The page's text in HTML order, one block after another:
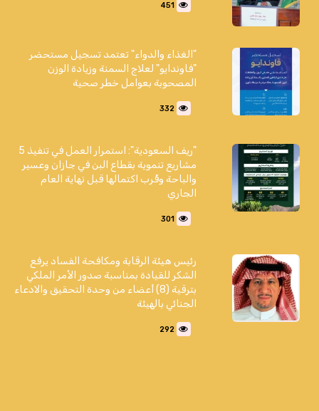
451
"الغذاء والدواء" تعتمد تسجيل مستحضر
"فاوندايو" لعلاج السمنة وزيادة الوزن
المصحوبة بعوامل خطر صحية
332
"ريف السعودية": استمرار العمل في تنفيذ 5
مشاريع تنموية بقطاع البن في جازان وعسير
والباحة وقُرب اكتمالها قبل نهاية العام
الجاري
301
رئيس هيئة الرقابة ومكافحة الفساد يرفع
الشكر للقيادة بمناسبة صدور الأمر الملكي
بترقية (8) أعضاء من وحدة التحقيق والادعاء
الجنائي بالهيئة
292